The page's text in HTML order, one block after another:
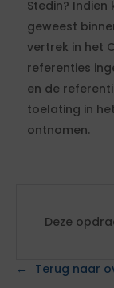
Stedin?
geweest
vertrek in het
referenties
en de
toelating in
ontnomen.
Deze
Terug naar